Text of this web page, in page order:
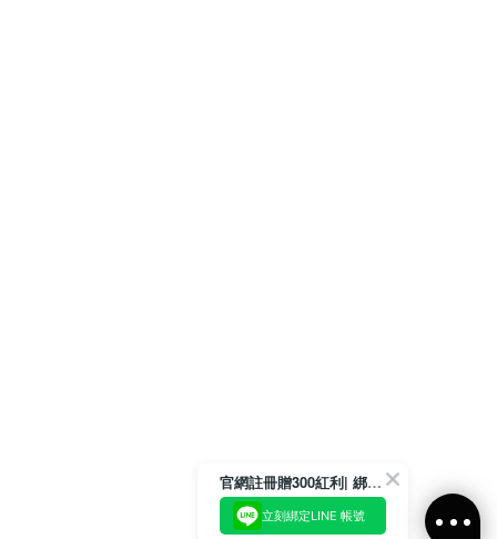
官網註冊贈300紅利| 綁定LINE再領取專屬優惠
立刻綁定LINE 帳號